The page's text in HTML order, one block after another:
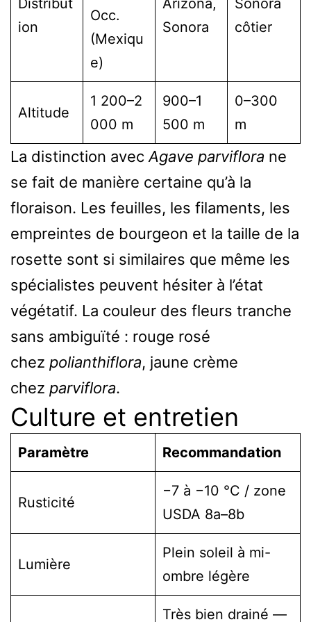
ion
Occ.
(Mexiqu
e)
Sonora
côtier
Altitude
1 200–2
000 m
900–1
500 m
0–300
m
La distinction avec Agave parviflora ne
se fait de manière certaine qu’à la
floraison. Les feuilles, les filaments, les
empreintes de bourgeon et la taille de la
rosette sont si similaires que même les
spécialistes peuvent hésiter à l’état
végétatif. La couleur des fleurs tranche
sans ambiguïté : rouge rosé
chez polianthiflora, jaune crème
chez parviflora.
Culture et entretien
Paramètre Recommandation
Rusticité
−7 à −10 °C / zone
USDA 8a–8b
Lumière
Plein soleil à mi-
ombre légère
Très bien drainé —